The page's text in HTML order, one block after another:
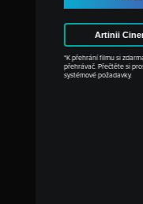
Artinii
*K přehrání filmu si
přehrávač. Přečtěte si
systémové požadavky.